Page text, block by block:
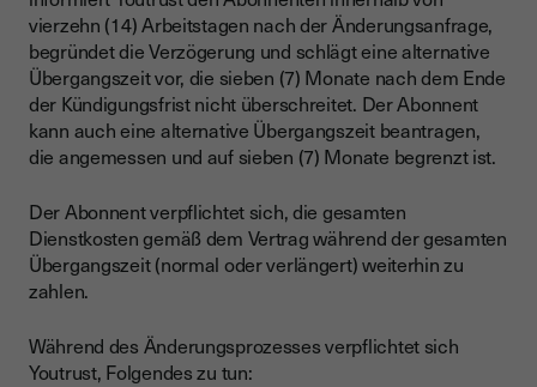
vierzehn (14) Arbeitstagen nach der Änderungsanfrage,
begründet die Verzögerung und schlägt eine alternative
Übergangszeit vor, die sieben (7) Monate nach dem Ende
der Kündigungsfrist nicht überschreitet. Der Abonnent
kann auch eine alternative Übergangszeit beantragen,
die angemessen und auf sieben (7) Monate begrenzt ist.
Der Abonnent verpflichtet sich, die gesamten
Dienstkosten gemäß dem Vertrag während der gesamten
Übergangszeit (normal oder verlängert) weiterhin zu
zahlen.
Während des Änderungsprozesses verpflichtet sich
Youtrust, Folgendes zu tun: